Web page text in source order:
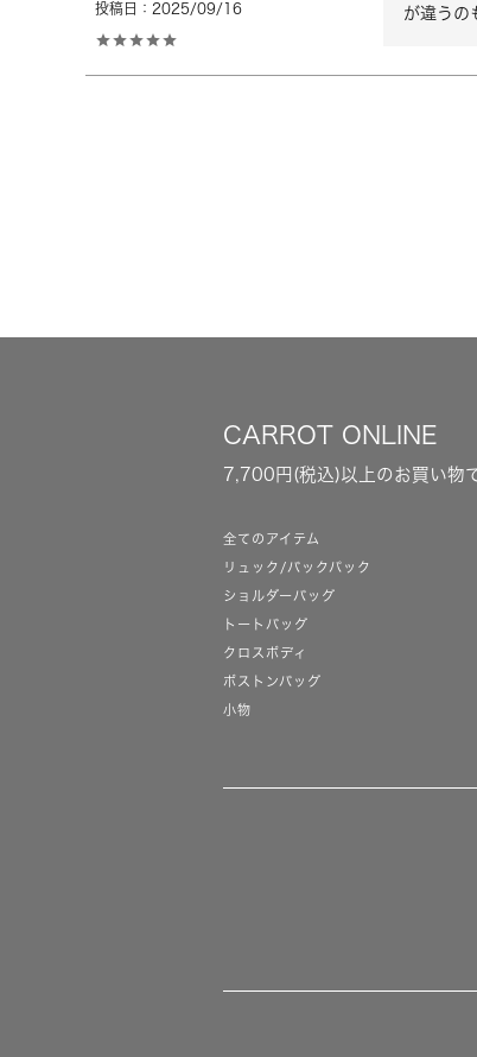
投稿日
2025/09/16
が違うの
CARROT ONLINE
7,700円(税込)以上のお買い物
全てのアイテム
リュック/バックパック
ショルダーバッグ
トートバッグ
クロスボディ
ボストンバッグ
小物